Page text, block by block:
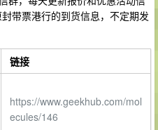
带票港行的到货信息，不定期发
链接
https://www.geekhub.com/mol
ecules/146